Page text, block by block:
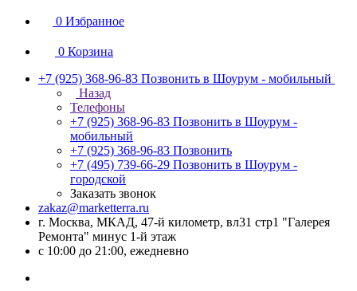
0 Избранное
0 Корзина
+7 (925) 368-96-83 Позвонить в Шоурум - мобильный
Назад
Телефоны
+7 (925) 368-96-83 Позвонить в Шоурум -
мобильный
+7 (925) 368-96-83 Позвонить
+7 (495) 739-66-29 Позвонить в Шоурум -
городской
Заказать звонок
zakaz@marketterra.ru
г. Москва, МКАД, 47-й километр, вл31 стр1 "Галерея
Ремонта" минус 1-й этаж
с 10:00 до 21:00, ежедневно